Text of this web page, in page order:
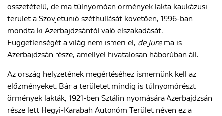
összetételű, de ma túlnyomóan örmények lakta kaukázusi
terület a Szovjetunió széthullását követően, 1996-ban
mondta ki Azerbajdzsántól való elszakadását.
Függetlenségét a világ nem ismeri el, de jurema is
Azerbajdzsán része, amellyel hivatalosan háborúban áll.
Az ország helyzetének megértéséhez ismernünk kell az
előzményeket. Bár a területet mindig is túlnyomórészt
örmények lakták, 1921-ben Sztálin nyomására Azerbajdzsán
része lett Hegyi-Karabah Autonóm Terület néven ez a